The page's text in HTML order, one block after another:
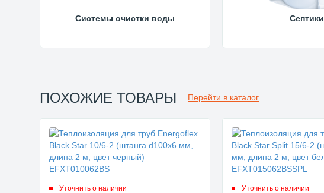
Системы очистки воды Септики
ПОХОЖИЕ ТОВАРЫ Перейти в каталог
Уточнить о наличии Уточнить о наличии